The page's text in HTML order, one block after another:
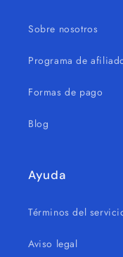
Sobre nosotros
Programa de
Formas de pago
Blog
Ayuda
Términos del
Aviso legal